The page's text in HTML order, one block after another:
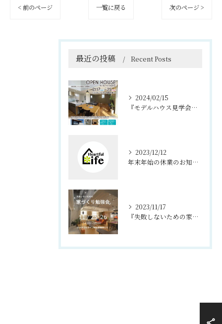
< 前のページ 一覧に戻る 次のページ >
最近の投稿 Recent Posts
2024/02/15
『モデルハウス見学会、夜の見学会』淡路市 浦
2023/12/12
年末年始の休業のお知らせ
2023/11/17
『失敗しないための家づくり勉強会』 洲本市 住宅展示場にて